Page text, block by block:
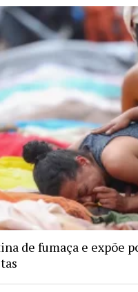
de fumaça e expõe